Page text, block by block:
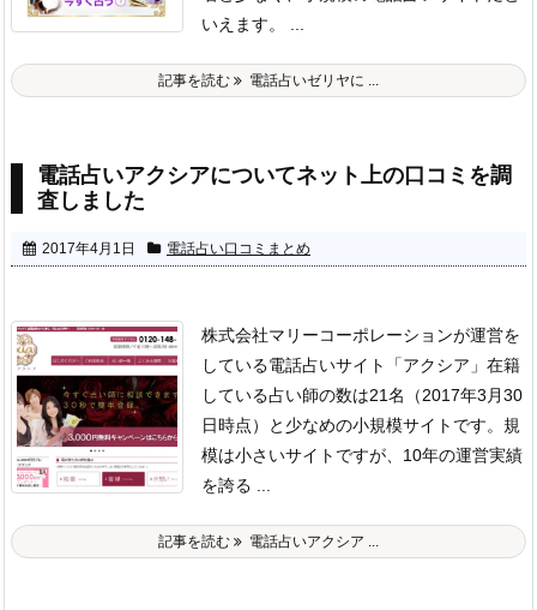
いえます。 ...
記事を読む 電話占いゼリヤに ...
電話占いアクシアについてネット上の口コミを調
査しました
2017年4月1日 電話占い口コミまとめ
株式会社マリーコーポレーションが運営を
している電話占いサイト「アクシア」 在籍
している占い師の数は21名（2017年3月30
日時点）と少なめの小規模サイトです。 規
模は小さいサイトですが、10年の運営実績
を誇る ...
記事を読む 電話占いアクシア ...